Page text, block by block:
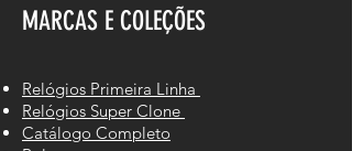
MARCAS E COLEÇÕES
Relógios Primeira Linha
Relógios Super Clone
Catálogo Completo